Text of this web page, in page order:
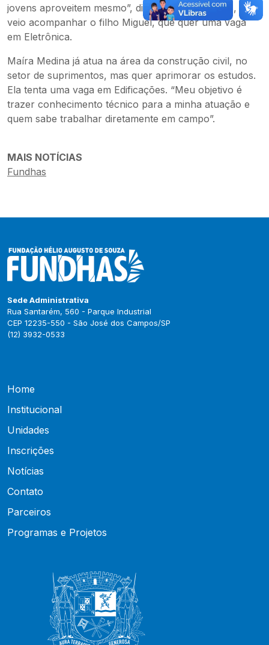
jovens aproveitem mesmo”, disse Adriana Martins, Ela
veio acompanhar o filho Miguel, que quer uma vaga
em Eletrônica.
Maíra Medina já atua na área da construção civil, no
setor de suprimentos, mas quer aprimorar os estudos.
Ela tenta uma vaga em Edificações. “Meu objetivo é
trazer conhecimento técnico para a minha atuação e
quem sabe trabalhar diretamente em campo”.
MAIS NOTÍCIAS
Fundhas
Sede Administrativa
Rua Santarém, 560 - Parque Industrial
CEP 12235-550 - São José dos Campos/SP
(12) 3932-0533
Home
Institucional
Unidades
Inscrições
Notícias
Contato
Parceiros
Programas e Projetos